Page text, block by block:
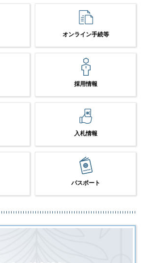
オンライン手続等
採用情報
入札情報
パスポート